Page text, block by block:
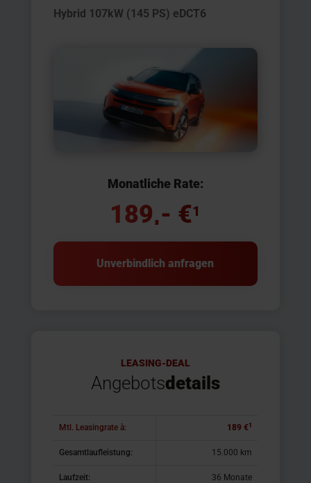
Hybrid 107kW (145 PS) eDCT6
Monatliche Rate:
189,- €1
Unverbindlich anfragen
LEASING-DEAL
Angebotsdetails
Mtl. Leasingrate à: 189 €1
Gesamtlaufleistung: 15.000 km
Laufzeit: 36 Monate